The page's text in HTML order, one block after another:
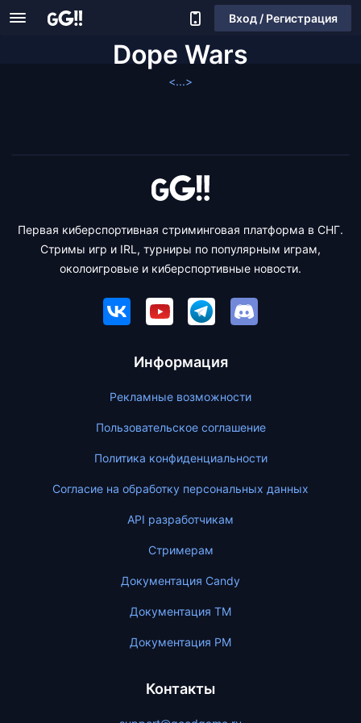
Вход / Регистрация
Dope Wars
<...>
Первая киберспортивная стриминговая платформа в СНГ.
Стримы игр и IRL, турниры по популярным играм,
околоигровые и киберспортивные новости.
Информация
Рекламные возможности
Пользовательское соглашение
Политика конфиденциальности
Согласие на обработку персональных данных
API разработчикам
Стримерам
Документация Candy
Документация ТМ
Документация PM
Контакты